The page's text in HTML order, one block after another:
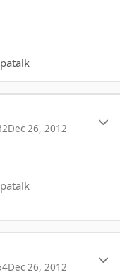
Dec 26, 2012
Dec 26, 2012